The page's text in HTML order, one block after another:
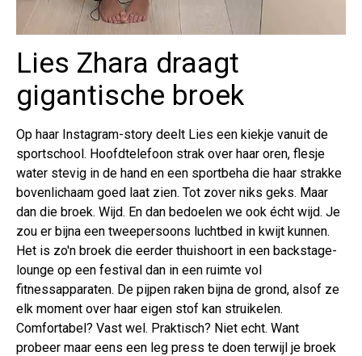
Lies Zhara draagt
gigantische broek
Op haar Instagram-story deelt Lies een kiekje vanuit de
sportschool. Hoofdtelefoon strak over haar oren, flesje
water stevig in de hand en een sportbeha die haar strakke
bovenlichaam goed laat zien. Tot zover niks geks. Maar
dan die broek. Wijd. En dan bedoelen we ook écht wijd. Je
zou er bijna een tweepersoons luchtbed in kwijt kunnen.
Het is zo'n broek die eerder thuishoort in een backstage-
lounge op een festival dan in een ruimte vol
fitnessapparaten. De pijpen raken bijna de grond, alsof ze
elk moment over haar eigen stof kan struikelen.
Comfortabel? Vast wel. Praktisch? Niet echt. Want
probeer maar eens een leg press te doen terwijl je broek